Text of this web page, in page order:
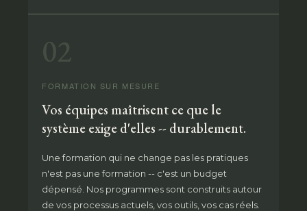
02
FORMATION SUR MESURE
Vos équipes maîtrisent ce que le
système exige d'elles -- durablement.
Une formation qui ne change pas les pratiques
n'est pas une formation -- c'est un budget
dépensé. Nos programmes sont construits autour
de vos processus actuels, vos outils, vos cas réels.